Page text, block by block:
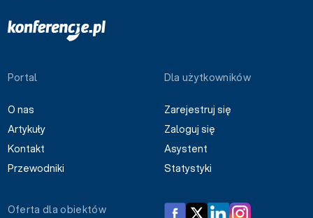
Portal
O nas
Artykuły
Kontakt
Przewodniki
Dla użytkowników
Zarejestruj się
Zaloguj się
Asystent
Statystyki
Oferta dla obiektów